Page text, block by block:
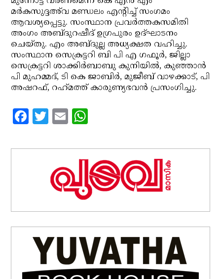
മര്‍കസുദ്ദഅ്‌വ മണ്ഡലം എന്റിച്ച് സംഗമം
ആവശ്യപ്പെട്ടു. സംസ്ഥാന പ്രവര്‍ത്തകസമിതി
അംഗം അബ്ദുറഷീദ് ഉഗ്രപുരം ഉദ്ഘാടനം
ചെയ്തു. എം അബ്ദുല്ല അധ്യക്ഷത വഹിച്ചു.
സംസ്ഥാന സെക്രട്ടറി ബി പി എ ഗഫൂര്‍, ജില്ലാ
സെക്രട്ടറി ശാക്കിര്‍ബാബു കുനിയില്‍, കുഞ്ഞാന്‍
പി മുഹമ്മദ്, ടി കെ ജാബിര്‍, മുജീബ് വാഴക്കാട്, പി
അഷറഫ്, റഹ്‌മത്ത് കാരുണ്യഭവന്‍ പ്രസംഗിച്ചു.
Facebook
Twitter
Email